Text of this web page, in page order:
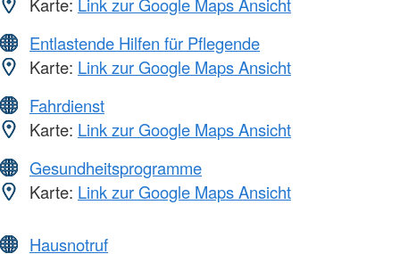
Karte: Link zur Google Maps Ansicht
Entlastende Hilfen für Pflegende
Karte: Link zur Google Maps Ansicht
Fahrdienst
Karte: Link zur Google Maps Ansicht
Gesundheitsprogramme
Karte: Link zur Google Maps Ansicht
Hausnotruf